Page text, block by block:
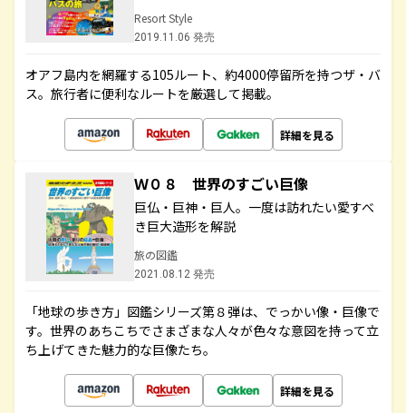
Resort Style
2019.11.06 発売
オアフ島内を網羅する105ルート、約4000停留所を持つザ・バ
ス。旅行者に便利なルートを厳選して掲載。
詳細を見る
Ｗ０８ 世界のすごい巨像
巨仏・巨神・巨人。一度は訪れたい愛すべ
き巨大造形を解説
旅の図鑑
2021.08.12 発売
「地球の歩き方」図鑑シリーズ第８弾は、でっかい像・巨像で
す。世界のあちこちでさまざまな人々が色々な意図を持って立
ち上げてきた魅力的な巨像たち。
詳細を見る